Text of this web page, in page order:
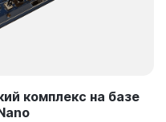
комплекс на базе